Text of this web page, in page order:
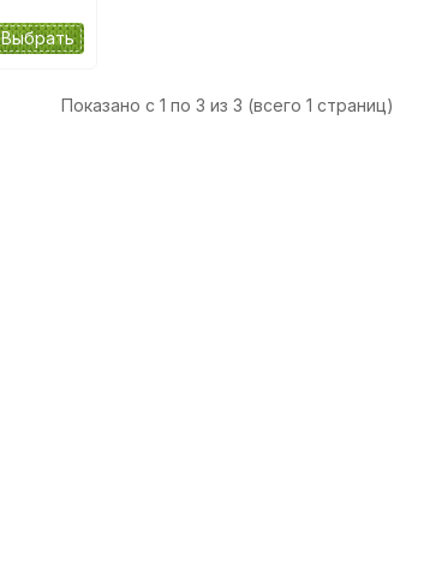
Выбрать
Показано с 1 по 3 из 3 (всего 1 страниц)